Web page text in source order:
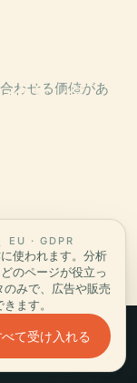
わせる価値があ
クサンダ
EU · GDPR
使われます。分析
のページが役立っ
みで、広告や販売
ます。
て受け入れる